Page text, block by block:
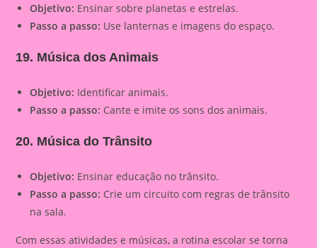
Objetivo: Ensinar sobre planetas e estrelas.
Passo a passo: Use lanternas e imagens do espaço.
19. Música dos Animais
Objetivo: Identificar animais.
Passo a passo: Cante e imite os sons dos animais.
20. Música do Trânsito
Objetivo: Ensinar educação no trânsito.
Passo a passo: Crie um circuito com regras de trânsito
na sala.
Com essas atividades e músicas, a rotina escolar se torna